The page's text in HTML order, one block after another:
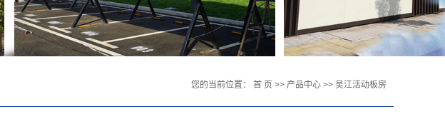
您的当前位置： 首 页 >> 产品中心 >> 吴江活动板房